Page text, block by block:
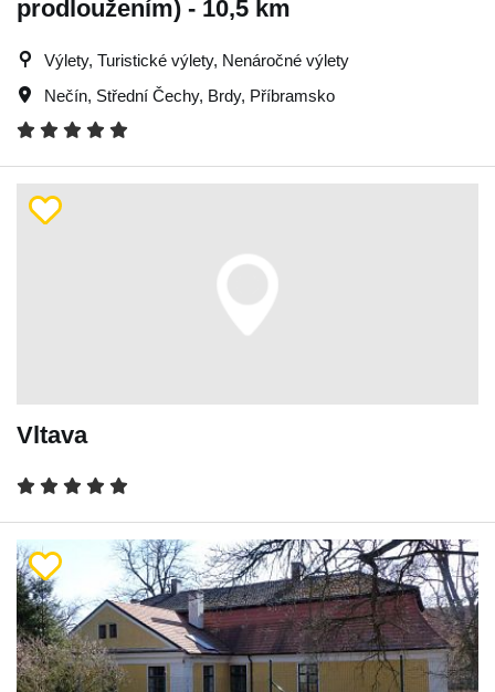
prodloužením) - 10,5 km
Výlety, Turistické výlety, Nenáročné výlety
Nečín, Střední Čechy, Brdy, Příbramsko
Vltava